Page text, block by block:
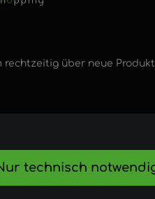
über neue
technisch